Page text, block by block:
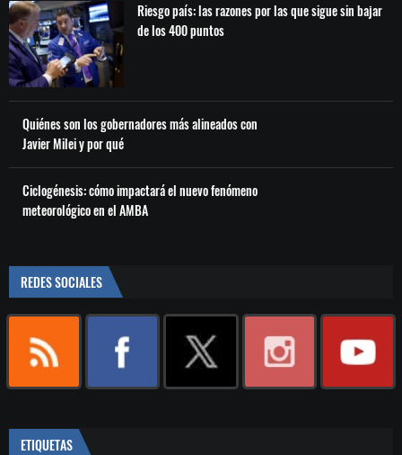
Riesgo país: las razones por las que sigue sin bajar
de los 400 puntos
Quiénes son los gobernadores más alineados con
Javier Milei y por qué
Ciclogénesis: cómo impactará el nuevo fenómeno
meteorológico en el AMBA
REDES SOCIALES
ETIQUETAS